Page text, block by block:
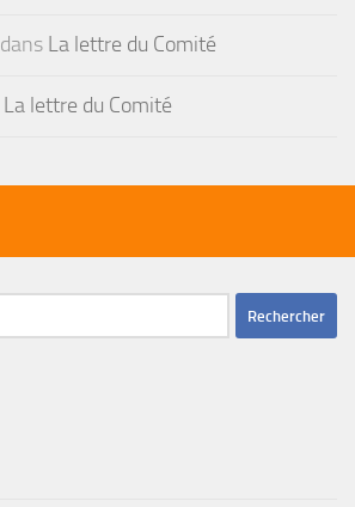
dans La lettre du Comité
La lettre du Comité